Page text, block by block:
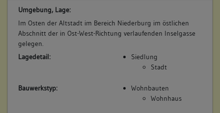
Umgebung, Lage:
Im Osten der Altstadt im Bereich Niederburg im östlichen
Abschnitt der in Ost-West-Richtung verlaufenden Inselgasse
gelegen.
Lagedetail:
Siedlung
Stadt
Bauwerkstyp:
Wohnbauten
Wohnhaus